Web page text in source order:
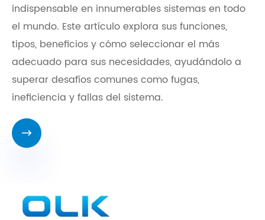
indispensable en innumerables sistemas en todo
el mundo. Este artículo explora sus funciones,
tipos, beneficios y cómo seleccionar el más
adecuado para sus necesidades, ayudándolo a
superar desafíos comunes como fugas,
ineficiencia y fallas del sistema.
